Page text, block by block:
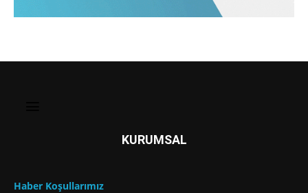
KURUMSAL
Haber Koşullarımız